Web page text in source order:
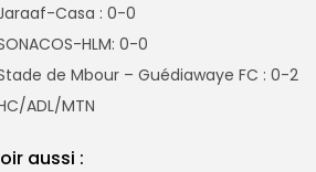
Casa : 0-0
HLM: 0-0
de Mbour – Guédiawaye FC : 0-2
ADL/MTN
aussi :